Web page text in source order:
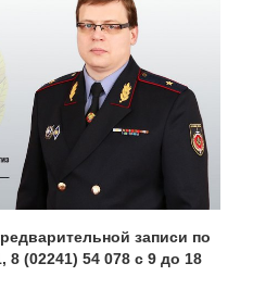
записи по
8 (02241) 54 078 с 9 до 18